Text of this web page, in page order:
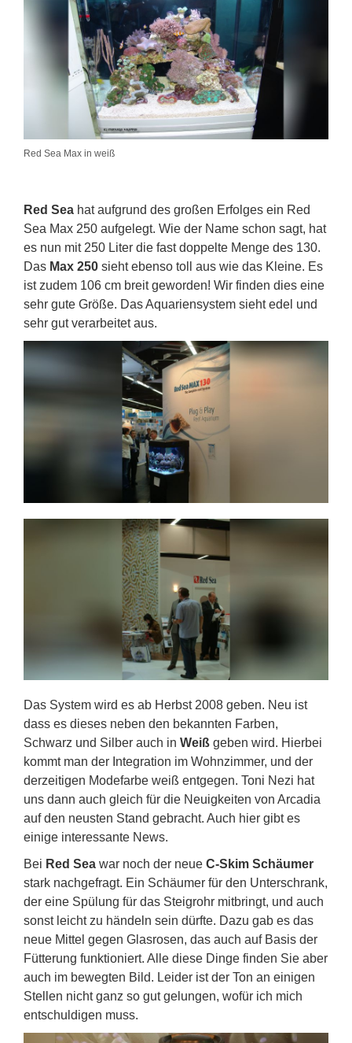
Red Sea Max in weiß
Red Sea hat aufgrund des großen Erfolges ein Red
Sea Max 250 aufgelegt. Wie der Name schon sagt, hat
es nun mit 250 Liter die fast doppelte Menge des 130.
Das Max 250 sieht ebenso toll aus wie das Kleine. Es
ist zudem 106 cm breit geworden! Wir finden dies eine
sehr gute Größe. Das Aquariensystem sieht edel und
sehr gut verarbeitet aus.
Das System wird es ab Herbst 2008 geben. Neu ist
dass es dieses neben den bekannten Farben,
Schwarz und Silber auch in Weiß geben wird. Hierbei
kommt man der Integration im Wohnzimmer, und der
derzeitigen Modefarbe weiß entgegen. Toni Nezi hat
uns dann auch gleich für die Neuigkeiten von Arcadia
auf den neusten Stand gebracht. Auch hier gibt es
einige interessante News.
Bei Red Sea war noch der neue C-Skim Schäumer
stark nachgefragt. Ein Schäumer für den Unterschrank,
der eine Spülung für das Steigrohr mitbringt, und auch
sonst leicht zu händeln sein dürfte. Dazu gab es das
neue Mittel gegen Glasrosen, das auch auf Basis der
Fütterung funktioniert. Alle diese Dinge finden Sie aber
auch im bewegten Bild. Leider ist der Ton an einigen
Stellen nicht ganz so gut gelungen, wofür ich mich
entschuldigen muss.